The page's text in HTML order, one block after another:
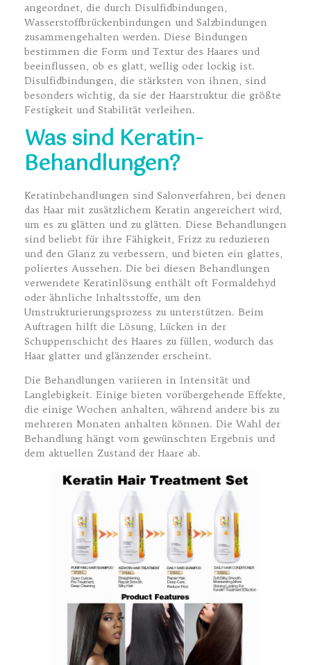
angeordnet, die durch Disulfidbindungen,
Wasserstoffbrückenbindungen und Salzbindungen
zusammengehalten werden. Diese Bindungen
bestimmen die Form und Textur des Haares und
beeinflussen, ob es glatt, wellig oder lockig ist.
Disulfidbindungen, die stärksten von ihnen, sind
besonders wichtig, da sie der Haarstruktur die größte
Festigkeit und Stabilität verleihen.
Was sind Keratin-
Behandlungen?
Keratinbehandlungen sind Salonverfahren, bei denen
das Haar mit zusätzlichem Keratin angereichert wird,
um es zu glätten und zu glätten. Diese Behandlungen
sind beliebt für ihre Fähigkeit, Frizz zu reduzieren
und den Glanz zu verbessern, und bieten ein glattes,
poliertes Aussehen. Die bei diesen Behandlungen
verwendete Keratinlösung enthält oft Formaldehyd
oder ähnliche Inhaltsstoffe, um den
Umstrukturierungsprozess zu unterstützen. Beim
Auftragen hilft die Lösung, Lücken in der
Schuppenschicht des Haares zu füllen, wodurch das
Haar glatter und glänzender erscheint.
Die Behandlungen variieren in Intensität und
Langlebigkeit. Einige bieten vorübergehende Effekte,
die einige Wochen anhalten, während andere bis zu
mehreren Monaten anhalten können. Die Wahl der
Behandlung hängt vom gewünschten Ergebnis und
dem aktuellen Zustand der Haare ab.